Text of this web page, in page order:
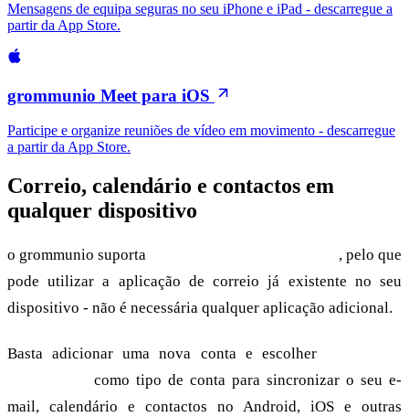
Mensagens de equipa seguras no seu iPhone e iPad - descarregue a
partir da App Store.
grommunio Meet para iOS
Participe e organize reuniões de vídeo em movimento - descarregue
a partir da App Store.
Correio, calendário e contactos em
qualquer dispositivo
o grommunio suporta
, pelo que
pode utilizar a aplicação de correio já existente no seu
dispositivo - não é necessária qualquer aplicação adicional.
Basta adicionar uma nova conta e escolher
como tipo de conta para sincronizar o seu e-
mail, calendário e contactos no Android, iOS e outras